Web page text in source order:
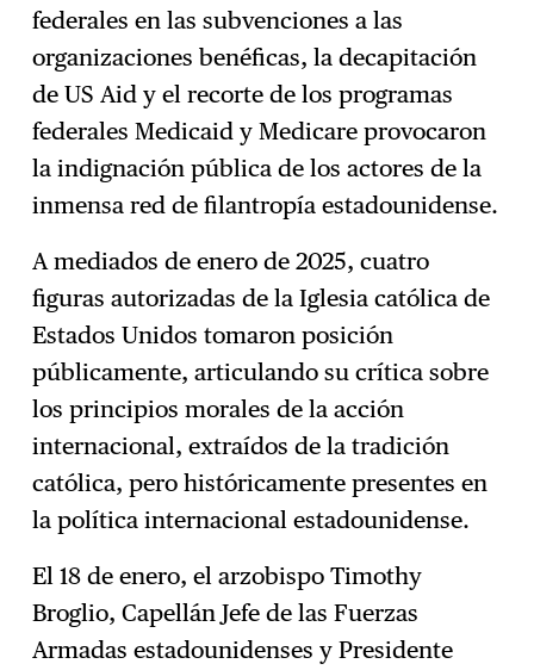
federales en las subvenciones a las
organizaciones benéficas, la decapitación
de US Aid y el recorte de los programas
federales Medicaid y Medicare provocaron
la indignación pública de los actores de la
inmensa red de filantropía estadounidense.
A mediados de enero de 2025, cuatro
figuras autorizadas de la Iglesia católica de
Estados Unidos tomaron posición
públicamente, articulando su crítica sobre
los principios morales de la acción
internacional, extraídos de la tradición
católica, pero históricamente presentes en
la política internacional estadounidense.
El 18 de enero, el arzobispo Timothy
Broglio, Capellán Jefe de las Fuerzas
Armadas estadounidenses y Presidente